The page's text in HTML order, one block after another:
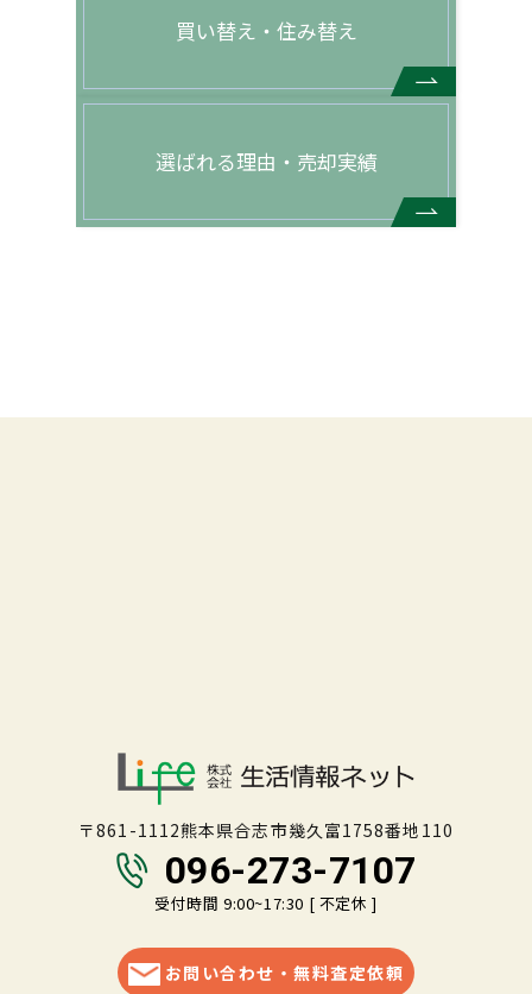
買い替え・住み替え
選ばれる理由・売却実績
〒861-1112熊本県合志市幾久富1758番地110
096-273-7107
受付時間 9:00~17:30 [ 不定休 ]
お問い合わせ・無料査定依頼